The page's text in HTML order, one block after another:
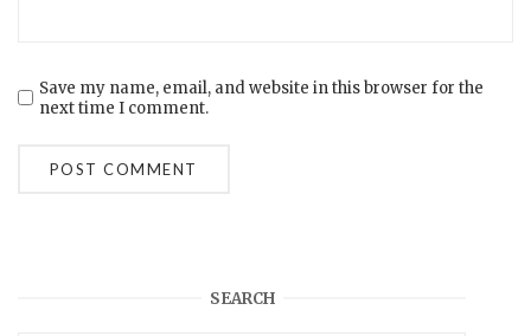
Save my name, email, and website in this browser for the
next time I comment.
SEARCH